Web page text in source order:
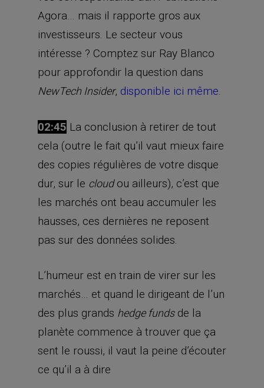
Agora… mais il rapporte gros aux
investisseurs. Le secteur vous
intéresse ? Comptez sur Ray Blanco
pour approfondir la question dans
NewTech Insider, disponible ici même.
02:45 La conclusion à retirer de tout
cela (outre le fait qu’il vaut mieux faire
des copies régulières de votre disque
dur, sur le cloudou ailleurs), c’est que
les marchés ont beau accumuler les
hausses, ces dernières ne reposent
pas sur des données solides.
L’humeur est en train de virer sur les
marchés… et quand le dirigeant de l’un
des plus grands hedge fundsde la
planète commence à trouver que ça
sent le roussi, il vaut la peine d’écouter
ce qu’il a à dire